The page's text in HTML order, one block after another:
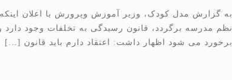
به گزارش مدل کودک، وزیر آموزش وپرورش با اعلان اینکه
نظم مدرسه برگردد، قانون رسیدگی به تخلفات وجود
برخورد می شود اظهار داشت: اعتقاد دارم باید قانون […]